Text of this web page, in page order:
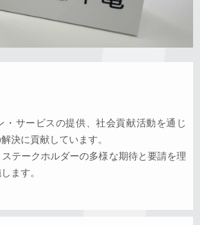
・サービスの提供、社会貢献活動を通じ
決に貢献しています。
テークホルダーの多様な期待と要請を理
ます。